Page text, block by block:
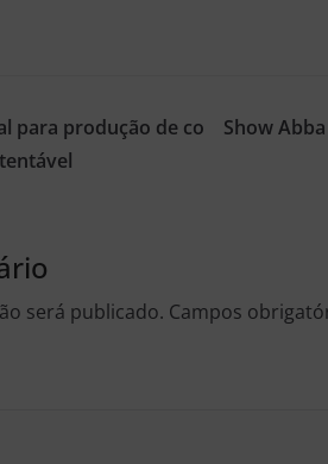
para produção de co
Show
será publicado. Campos